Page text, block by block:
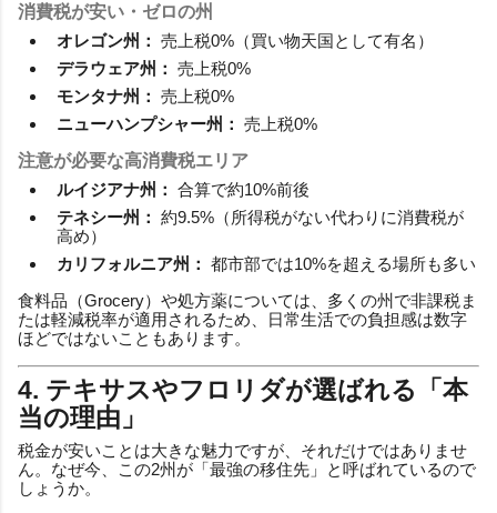
消費税が安い・ゼロの州
オレゴン州： 売上税0%（買い物天国として有名）
デラウェア州： 売上税0%
モンタナ州： 売上税0%
ニューハンプシャー州： 売上税0%
注意が必要な高消費税エリア
ルイジアナ州： 合算で約10%前後
テネシー州： 約9.5%（所得税がない代わりに消費税が
高め）
カリフォルニア州： 都市部では10%を超える場所も多い
食料品（Grocery）や処方薬については、多くの州で非課税ま
たは軽減税率が適用されるため、日常生活での負担感は数字
ほどではないこともあります。
4. テキサスやフロリダが選ばれる「本
当の理由」
税金が安いことは大きな魅力ですが、それだけではありませ
ん。なぜ今、この2州が「最強の移住先」と呼ばれているので
しょうか。